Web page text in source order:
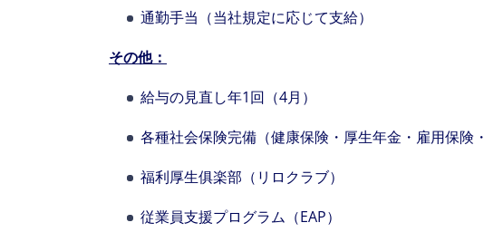
通勤手当（当社規定に応じて支給）
その他：
給与の見直し年1回（4月）
各種社会保険完備（健康保険・厚生年金・雇用保険
福利厚生俱楽部（リロクラブ）
従業員支援プログラム（EAP）